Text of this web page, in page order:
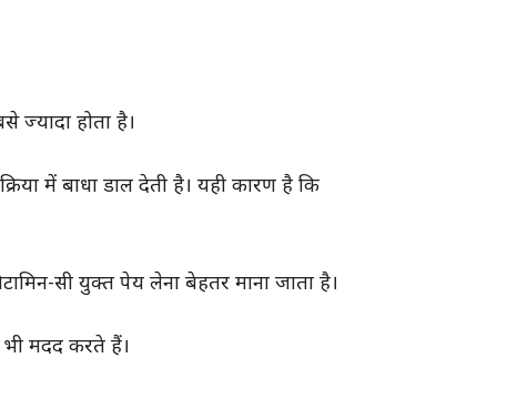
होता है।
में बाधा डाल देती है। यही कारण है कि
सी युक्त पेय लेना बेहतर माना जाता है।
मदद करते हैं।